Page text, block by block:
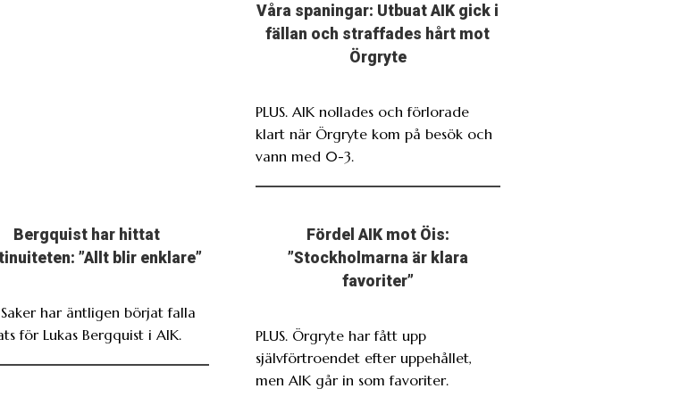
Våra spaningar: Utbuat AIK gick i
fällan och straffades hårt mot
Örgryte
PLUS. AIK nollades och förlorade
klart när Örgryte kom på besök och
vann med 0-3.
Bergquist har hittat
”Allt blir enklare”
Saker har äntligen börjat falla
för Lukas Bergquist i AIK.
Fördel AIK mot Öis:
”Stockholmarna är klara
favoriter”
PLUS. Örgryte har fått upp
självförtroendet efter uppehållet,
men AIK går in som favoriter.